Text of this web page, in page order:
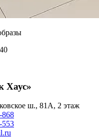
Хаус»
ш., 81А, 2 этаж
868
553